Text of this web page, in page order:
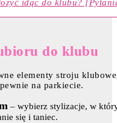
idąc do klubu?
do klubu
elementy stroju
na parkiecie.
– wybierz stylizacje, w
się i taniec.